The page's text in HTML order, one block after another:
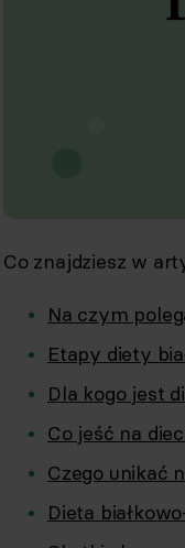
Co znajdziesz w
Na czym
Etapy diety
Dla kogo jest
Co jeść na
Czego unikać
Dieta